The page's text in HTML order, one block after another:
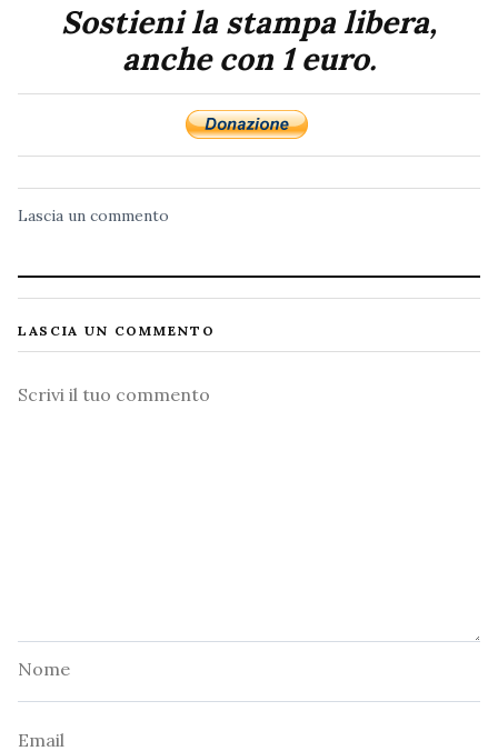
Sostieni la stampa libera,
anche con 1 euro.
Lascia un commento
LASCIA UN COMMENTO
Commento